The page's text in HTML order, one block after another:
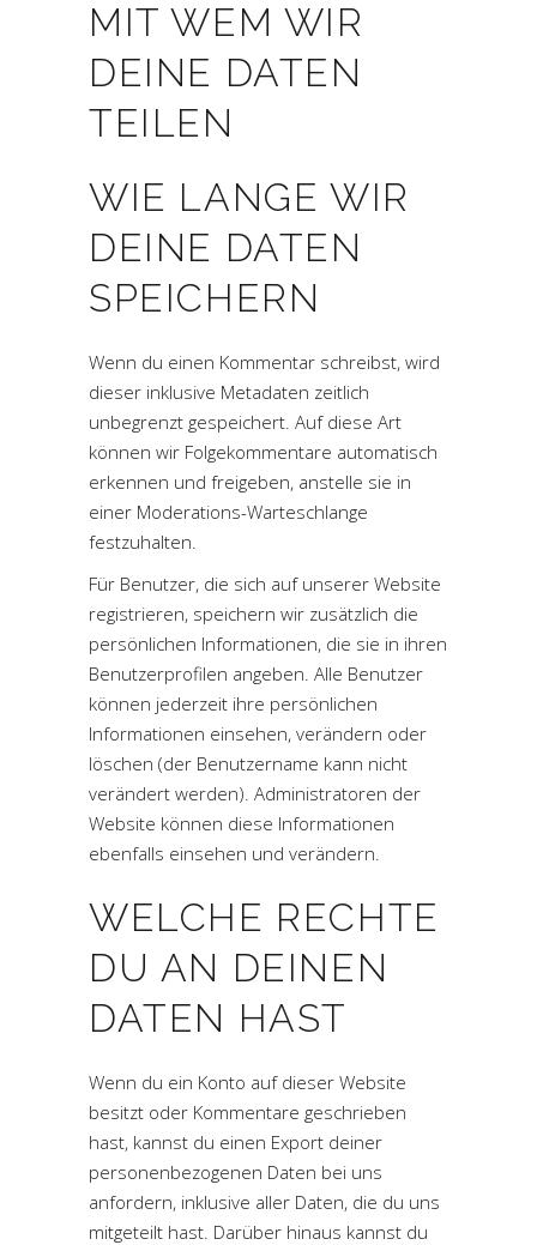
MIT WEM WIR
DEINE DATEN
TEILEN
WIE LANGE WIR
DEINE DATEN
SPEICHERN
Wenn du einen Kommentar schreibst, wird
dieser inklusive Metadaten zeitlich
unbegrenzt gespeichert. Auf diese Art
können wir Folgekommentare automatisch
erkennen und freigeben, anstelle sie in
einer Moderations-Warteschlange
festzuhalten.
Für Benutzer, die sich auf unserer Website
registrieren, speichern wir zusätzlich die
persönlichen Informationen, die sie in ihren
Benutzerprofilen angeben. Alle Benutzer
können jederzeit ihre persönlichen
Informationen einsehen, verändern oder
löschen (der Benutzername kann nicht
verändert werden). Administratoren der
Website können diese Informationen
ebenfalls einsehen und verändern.
WELCHE RECHTE
DU AN DEINEN
DATEN HAST
Wenn du ein Konto auf dieser Website
besitzt oder Kommentare geschrieben
hast, kannst du einen Export deiner
personenbezogenen Daten bei uns
anfordern, inklusive aller Daten, die du uns
mitgeteilt hast. Darüber hinaus kannst du